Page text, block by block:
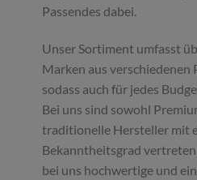
Passendes dabei.
Unser Sortiment umfasst
Marken aus verschiedenen
sodass auch für jedes
Bei uns sind sowohl
traditionelle Hersteller mit
Bekanntheitsgrad
bei uns hochwertige und